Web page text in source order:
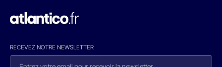
RECEVEZ NOTRE NEWSLETTER